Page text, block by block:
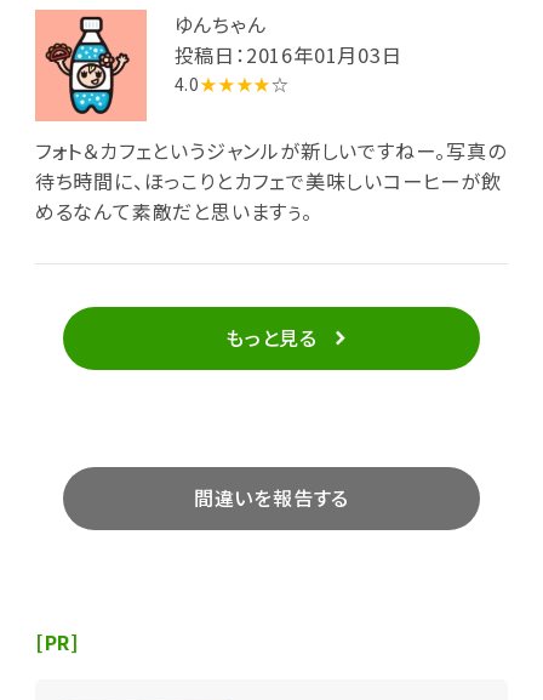
ゆんちゃん
投稿日：2016年01月03日
4.0★★★★☆
フォト＆カフェというジャンルが新しいですねー。写真の
待ち時間に、ほっこりとカフェで美味しいコーヒーが飲
めるなんて素敵だと思いますぅ。
もっと見る
間違いを報告する
[PR]